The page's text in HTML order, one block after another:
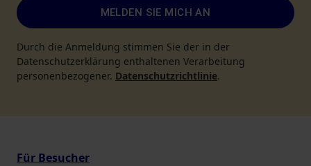
MELDEN SIE MICH AN
Durch die Anmeldung stimmen Sie der in der
Datenschutzerklärung enthaltenen Verarbeitung
personenbezogener. Datenschutzrichtlinie.
Für Besucher